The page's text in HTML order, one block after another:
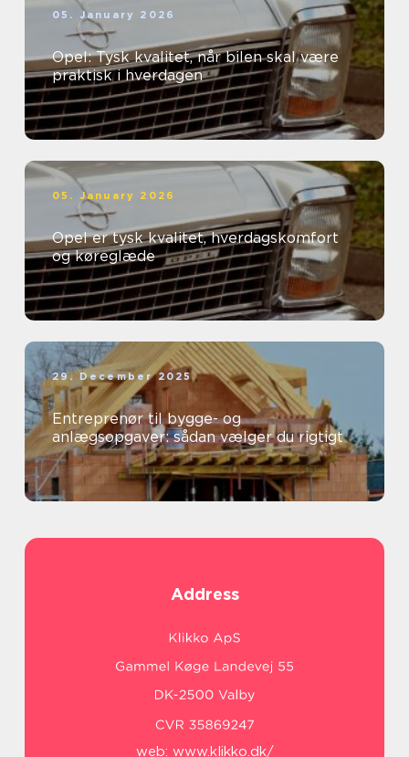
05. January 2026
Opel: Tysk kvalitet, når bilen skal være
praktisk i hverdagen
05. January 2026
Opel er tysk kvalitet, hverdagskomfort
og køreglæde
29. December 2025
Entreprenør til bygge- og
anlægsopgaver: sådan vælger du rigtigt
Address
web: www.klikko.dk/